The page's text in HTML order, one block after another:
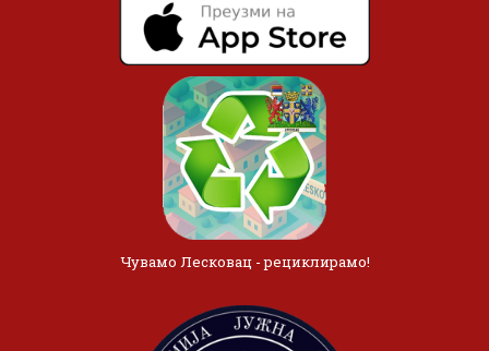
Чувамо Лесковац - рециклирамо!